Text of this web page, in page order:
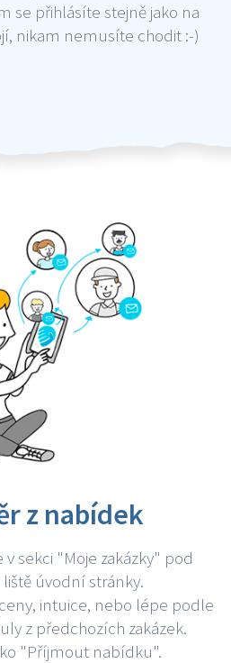
se přihlásíte stejně jako na
nikam nemusíte chodit :-)
z nabídek
sekci "Moje zakázky" pod
úvodní stránky.
intuice, nebo lépe podle
z předchozích zakázek.
"Příjmout nabídku".